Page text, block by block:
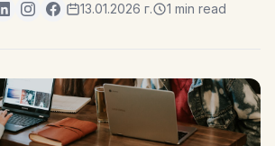
13.01.2026 г. 1 min read